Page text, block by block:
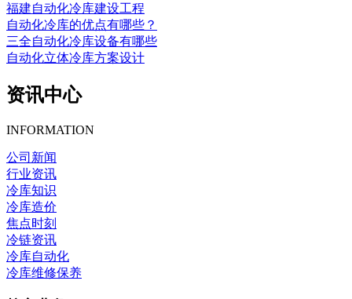
福建自动化冷库建设工程
自动化冷库的优点有哪些？
三全自动化冷库设备有哪些
自动化立体冷库方案设计
资讯中心
INFORMATION
公司新闻
行业资讯
冷库知识
冷库造价
焦点时刻
冷链资讯
冷库自动化
冷库维修保养